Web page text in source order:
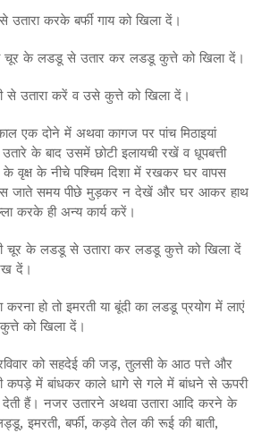
से उतारा करके बर्फी गाय को खिला दें।
चूर के लडडू से उतार कर लडडू कुत्ते को खिला दें।
से उतारा करें व उसे कुत्ते को खिला दें।
एक दोने में अथवा कागज पर पांच मिठाइयां
के बाद उसमें छोटी इलायची रखें व धूपबत्ती
वृक्ष के नीचे पश्चिम दिशा में रखकर घर वापस
जाते समय पीछे मुड़कर न देखें और घर आकर हाथ
करके ही अन्य कार्य करें।
चूर के लडडू से उतारा कर लडडू कुत्ते को खिला दें
दें।
करना हो तो इमरती या बूंदी का लडडू प्रयोग में लाएं
को खिला दें।
को सहदेई की जड़, तुलसी के आठ पत्ते और
कपड़े में बांधकर काले धागे से गले में बांधने से ऊपरी
देती हैं। नजर उतारने अथवा उतारा आदि करने के
इमरती, बर्फी, कड़वे तेल की रूई की बाती,